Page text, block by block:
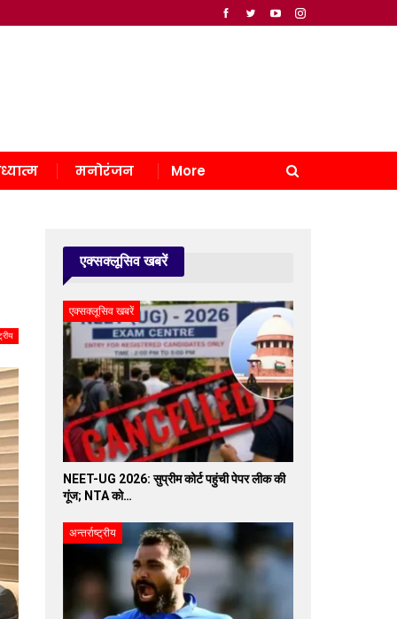
मनोरंजन More
एक्सक्लूसिव खबरें
एक्सक्लूसिव खबरें
NEET-UG 2026: सुप्रीम कोर्ट पहुंची पेपर लीक की
गूंज; NTA को…
अन्तर्राष्ट्रीय